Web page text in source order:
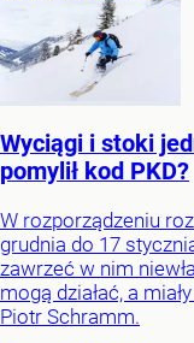
Wyciągi i stoki
pomylił kod PKD?
W rozporządzeniu
grudnia do 17
zawrzeć w nim
mogą działać, a
Piotr Schramm.